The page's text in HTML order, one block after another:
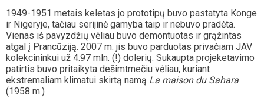
1949-1951 metais keletas jo prototipų buvo pastatyta Konge
ir Nigeryje, tačiau serijinė gamyba taip ir nebuvo pradėta.
Vienas iš pavyzdžių vėliau buvo demontuotas ir grąžintas
atgal į Prancūziją. 2007 m. jis buvo parduotas privačiam JAV
kolekcininkui už 4.97 mln. (!) dolerių. Sukaupta projeketavimo
patirtis buvo pritaikyta dešimtmečiu vėliau, kuriant
ekstremaliam klimatui skirtą namą La maison du Sahara
(1958 m.)